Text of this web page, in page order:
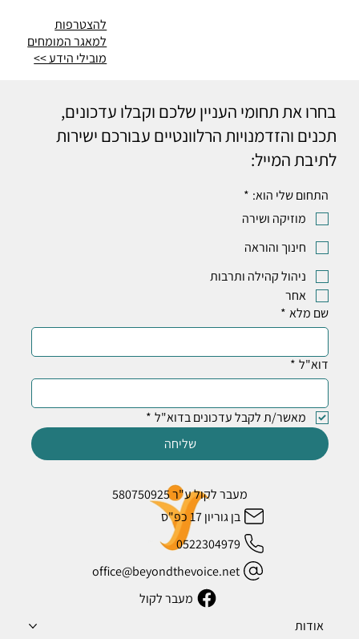
להצטרפות
למאגר המומחים
מובילי הידע >>
מעבר לקול ע"ר 580750925
בן גוריון 17 כפ"ס
0522304979
office@beyondthevoice.net
מעבר לקול
אודות
בחרו את תחומי העניין שלכם וקבלו עדכונים,
תכנים והזדמנויות הרלוונטיים עבורכם ישירות
לתיבת המייל:
התחום שלי הוא: *
מוזיקה ושירה
חינוך והוראה
ניהול קהילה ותרבות
אחר
שם מלא *
דוא"ל *
מאשר/ת לקבל עדכונים בדוא"ל *
שליחה